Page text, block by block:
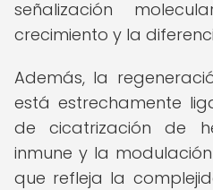
señalización
crecimiento y la
Además, la
está estrechamente
de cicatrización de
inmune y la
que refleja la